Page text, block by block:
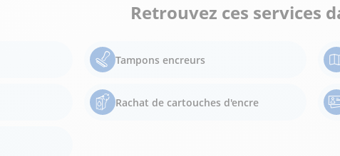
Retrouvez ces services
Tampons encreurs
Rachat de cartouches d'encre